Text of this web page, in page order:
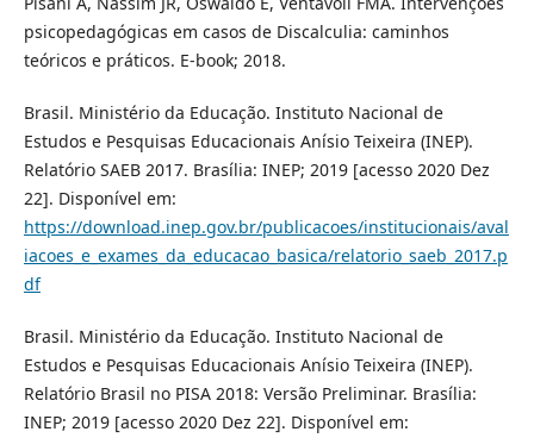
psicopedagógicas em casos de Discalculia: caminhos
teóricos e práticos. E-book; 2018.
Brasil. Ministério da Educação. Instituto Nacional de
Estudos e Pesquisas Educacionais Anísio Teixeira (INEP).
Relatório SAEB 2017. Brasília: INEP; 2019 [acesso 2020 Dez
22]. Disponível em:
https://download.inep.gov.br/publicacoes/institucionais/aval
iacoes_e_exames_da_educacao_basica/relatorio_saeb_2017.p
df
Brasil. Ministério da Educação. Instituto Nacional de
Estudos e Pesquisas Educacionais Anísio Teixeira (INEP).
Relatório Brasil no PISA 2018: Versão Preliminar. Brasília:
INEP; 2019 [acesso 2020 Dez 22]. Disponível em: